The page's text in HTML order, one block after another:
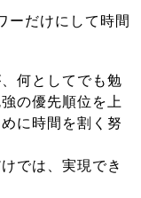
ーだけにして時間
何としてでも勉
の優先順位を上
に時間を割く努
では、実現でき